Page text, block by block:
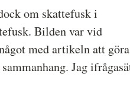
om skattefusk i
Bilden var vid
med artikeln att
Jag